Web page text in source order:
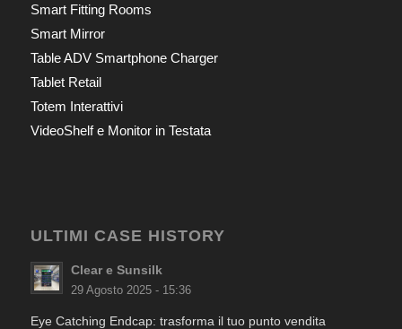
Smart Fitting Rooms
Smart Mirror
Table ADV Smartphone Charger
Tablet Retail
Totem Interattivi
VideoShelf e Monitor in Testata
ULTIMI CASE HISTORY
Clear e Sunsilk
29 Agosto 2025 - 15:36
Eye Catching Endcap: trasforma il tuo punto vendita